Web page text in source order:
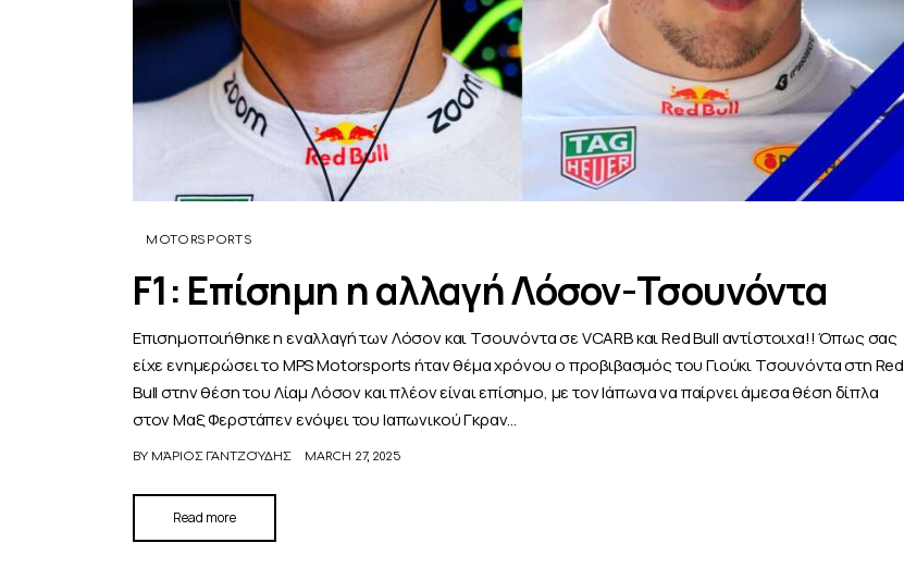
MOTORSPORTS
F1: Επίσημη η αλλαγή Λόσον-Τσουνόντα
Επισημοποιήθηκε η εναλλαγή των Λόσον και Τσουνόντα σε VCARB και Red Bull αντίστοιχα!! Όπως σας
είχε ενημερώσει το MPS Motorsports ήταν θέμα χρόνου ο προβιβασμός του Γιούκι Τσουνόντα στη Red
Bull στην θέση του Λίαμ Λόσον και πλέον είναι επίσημο, με τον Ιάπωνα να παίρνει άμεσα θέση δίπλα
στον Μαξ Φερστάπεν ενόψει του Ιαπωνικού Γκραν…
BY ΜΆΡΙΟΣ ΓΑΝΤΖΟΎΔΗΣ MARCH 27, 2025
Read more